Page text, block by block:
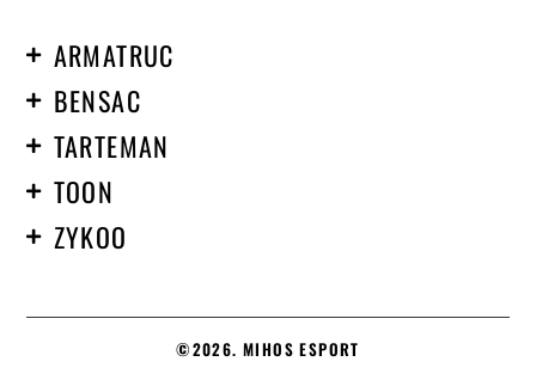
ARMATRUC
BENSAC
TARTEMAN
TOON
ZYKOO
©2026. MIHOS ESPORT